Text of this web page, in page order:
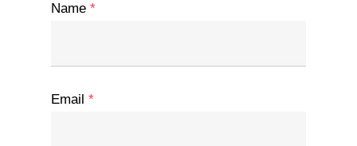
Name *
Email *